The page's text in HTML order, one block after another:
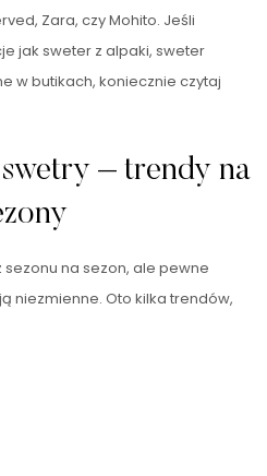
Zara, czy Mohito. Jeśli
jak sweter z alpaki, sweter
w butikach, koniecznie czytaj
swetry – trendy na
sezonu na sezon, ale pewne
niezmienne. Oto kilka trendów,